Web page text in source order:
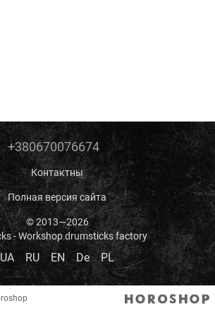
+380670076674
Контактны
Полная версия сайта
© 2013—2026
- Workshop drumsticks factory
UA RU EN De PL